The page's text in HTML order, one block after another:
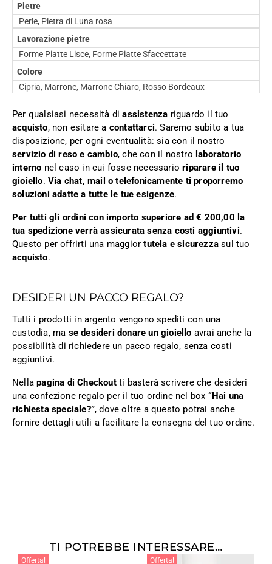
Pietre
Perle, Pietra di Luna rosa
Lavorazione pietre
Forme Piatte Lisce, Forme Piatte Sfaccettate
Colore
Cipria, Marrone, Marrone Chiaro, Rosso Bordeaux
Per qualsiasi necessità diassistenza riguardo il tuo
acquisto, non esitare a contattarci. Saremo subito a tua
disposizione, per ogni eventualità: sia con il nostro
servizio di reso e cambio, che con il nostro laboratorio
interno nel caso in cui fosse necessarioriparare il tuo
gioiello.Via chat, mail o telefonicamente ti proporremo
soluzioni adatte a tutte le tue esigenze.
Per tutti gli ordini con importo superiore ad € 200,00 la
tua spedizione verrà assicurata senza costi aggiuntivi.
Questo per offrirti una maggiortutela e sicurezza sul tuo
acquisto.
DESIDERI UN PACCO REGALO?
Tutti i prodotti in argento vengono spediti con una
custodia, ma se desideri donare un gioiello avrai anche la
possibilità di richiedere un pacco regalo, senza costi
aggiuntivi.
Nellapagina di Checkoutti basterà scrivere che desideri
una confezione regalo per il tuo ordine nel box “Hai una
richiesta speciale?”, dove oltre a questo potrai anche
fornire dettagli utili a facilitare la consegna del tuo ordine.
TI POTREBBE INTERESSARE…
Offerta! Offerta!